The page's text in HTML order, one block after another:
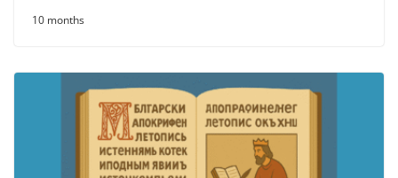
10 months